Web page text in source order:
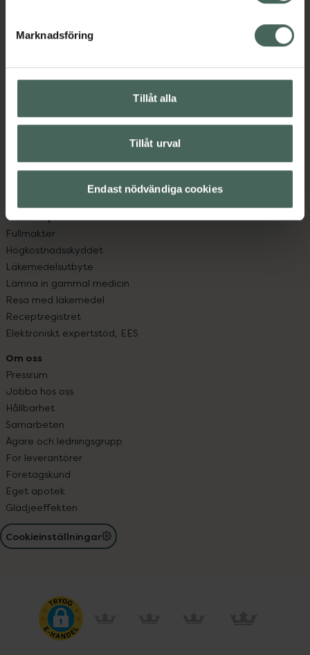
Marknadsföring
Tillåt alla
Tillåt urval
Endast nödvändiga cookies
Kundservice
Leverans, betalning och retur
App
Om recept och läkemedel
Fullmakter
Högkostnadsskyddet
Läkemedelsutbyte
Lämna in gammal medicin
Resa med läkemedel
Receptregistret
Elektroniskt expertstöd, EES
Om oss
Pressrum
Jobba hos oss
Hållbarhet
Samarbeten
Ägare och ledningsgrupp
För leverantörer
Företagskund
Eget apotek
Glädjeeffekten
Cookieinställningar